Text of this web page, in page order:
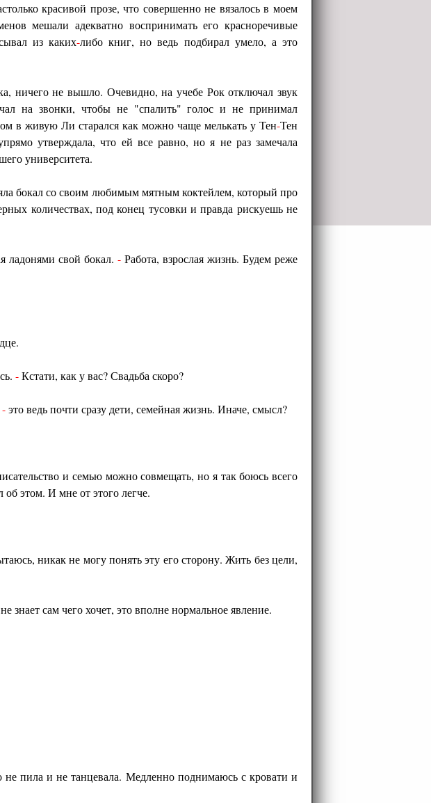
красивой прозе, что совершенно не вязалось в моем
мешали адекватно воспринимать его красноречивые
из каких-либо книг, но ведь подбирал умело, а это
ничего не вышло. Очевидно, на учебе Рок отключал звук
на звонки, чтобы не "спалить" голос и не принимал
в живую Ли старался как можно чаще мелькать у Тен-Тен
утверждала, что ей все равно, но я не раз замечала
университета.
бокал со своим любимым мятным коктейлем, который про
количествах, под конец тусовки и правда рискуешь не
ладонями свой бокал. -Работа, взрослая жизнь. Будем реже
-Кстати, как у вас? Свадьба скоро?
-это ведь почти сразу дети, семейная жизнь. Иначе, смысл?
и семью можно совмещать, но я так боюсь всего
об этом. И мне от этого легче.
никак не могу понять эту его сторону. Жить без цели,
сам чего хочет, это вполне нормальное явление.
пила и не танцевала. Медленно поднимаюсь с кровати и